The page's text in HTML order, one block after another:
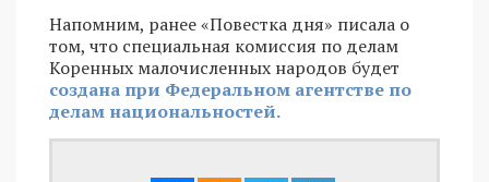
Напомним, ранее «Повестка дня» писала о
том, что специальная комиссия по делам
Коренных малочисленных народов будет
создана при Федеральном агентстве по
делам национальностей.